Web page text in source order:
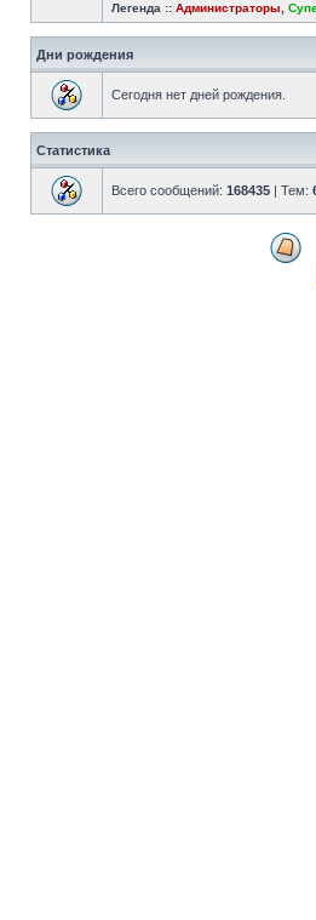
Легенда :: Администраторы
Дни рождения
Сегодня нет дней рождения.
Статистика
Всего сообщений: 168435 | Тем: